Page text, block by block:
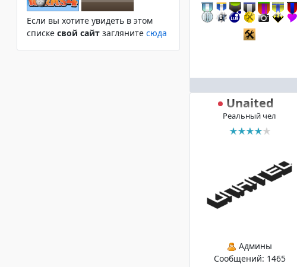
Unaited
Реальный чел
Админы
Сообщений: 1465
Если вы хотите увидеть в этом
спиcке свой сайт загляните сюда